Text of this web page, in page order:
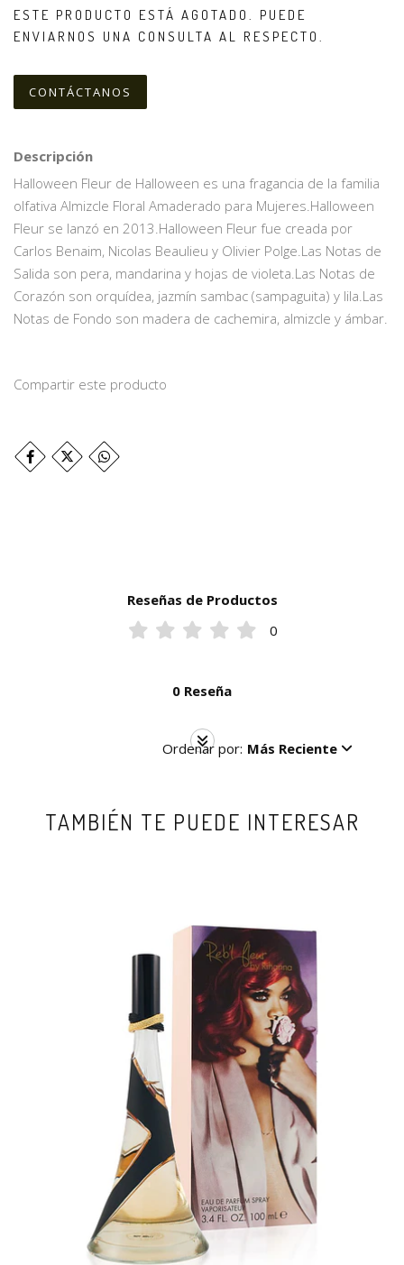
ESTE PRODUCTO ESTÁ AGOTADO. PUEDE
ENVIARNOS UNA CONSULTA AL RESPECTO.
CONTÁCTANOS
Descripción
Halloween Fleur de Halloween es una fragancia de la familia
olfativa Almizcle Floral Amaderado para Mujeres.Halloween
Fleur se lanzó en 2013.Halloween Fleur fue creada por
Carlos Benaim, Nicolas Beaulieu y Olivier Polge.Las Notas de
Salida son pera, mandarina y hojas de violeta.Las Notas de
Corazón son orquídea, jazmín sambac (sampaguita) y lila.Las
Notas de Fondo son madera de cachemira, almizcle y ámbar.
Compartir este producto
Reseñas de Productos
0
0 Reseña
Ordenar por: Más Reciente
TAMBIÉN TE PUEDE INTERESAR